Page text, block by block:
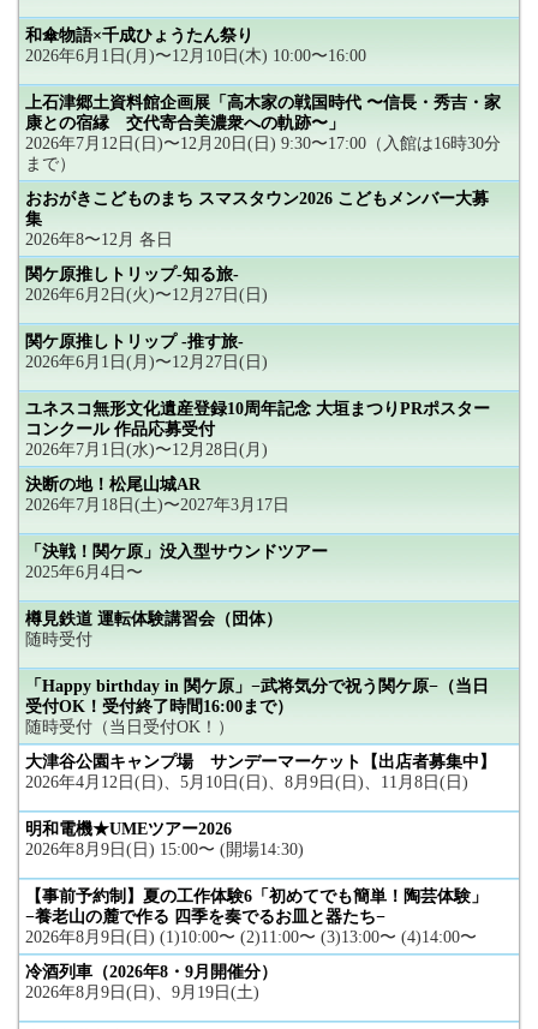
和傘物語×千成ひょうたん祭り
2026年6月1日(月)〜12月10日(木) 10:00〜16:00
上石津郷土資料館企画展「高木家の戦国時代 〜信長・秀吉・家
康との宿縁 交代寄合美濃衆への軌跡〜」
2026年7月12日(日)〜12月20日(日) 9:30〜17:00（入館は16時30分
まで）
おおがきこどものまち スマスタウン2026 こどもメンバー大募
集
2026年8〜12月 各日
関ケ原推しトリップ-知る旅-
2026年6月2日(火)〜12月27日(日)
関ケ原推しトリップ -推す旅-
2026年6月1日(月)〜12月27日(日)
ユネスコ無形文化遺産登録10周年記念 大垣まつりPRポスター
コンクール 作品応募受付
2026年7月1日(水)〜12月28日(月)
決断の地！松尾山城AR
2026年7月18日(土)〜2027年3月17日
「決戦！関ケ原」没入型サウンドツアー
2025年6月4日〜
樽見鉄道 運転体験講習会（団体）
随時受付
「Happy birthday in 関ケ原」−武将気分で祝う関ケ原−（当日
受付OK！受付終了時間16:00まで）
随時受付（当日受付OK！）
大津谷公園キャンプ場 サンデーマーケット【出店者募集中】
2026年4月12日(日)、5月10日(日)、8月9日(日)、11月8日(日)
明和電機★UMEツアー2026
2026年8月9日(日) 15:00〜 (開場14:30)
【事前予約制】夏の工作体験6「初めてでも簡単！陶芸体験」
−養老山の麓で作る 四季を奏でるお皿と器たち−
2026年8月9日(日) (1)10:00〜 (2)11:00〜 (3)13:00〜 (4)14:00〜
冷酒列車（2026年8・9月開催分）
2026年8月9日(日)、9月19日(土)